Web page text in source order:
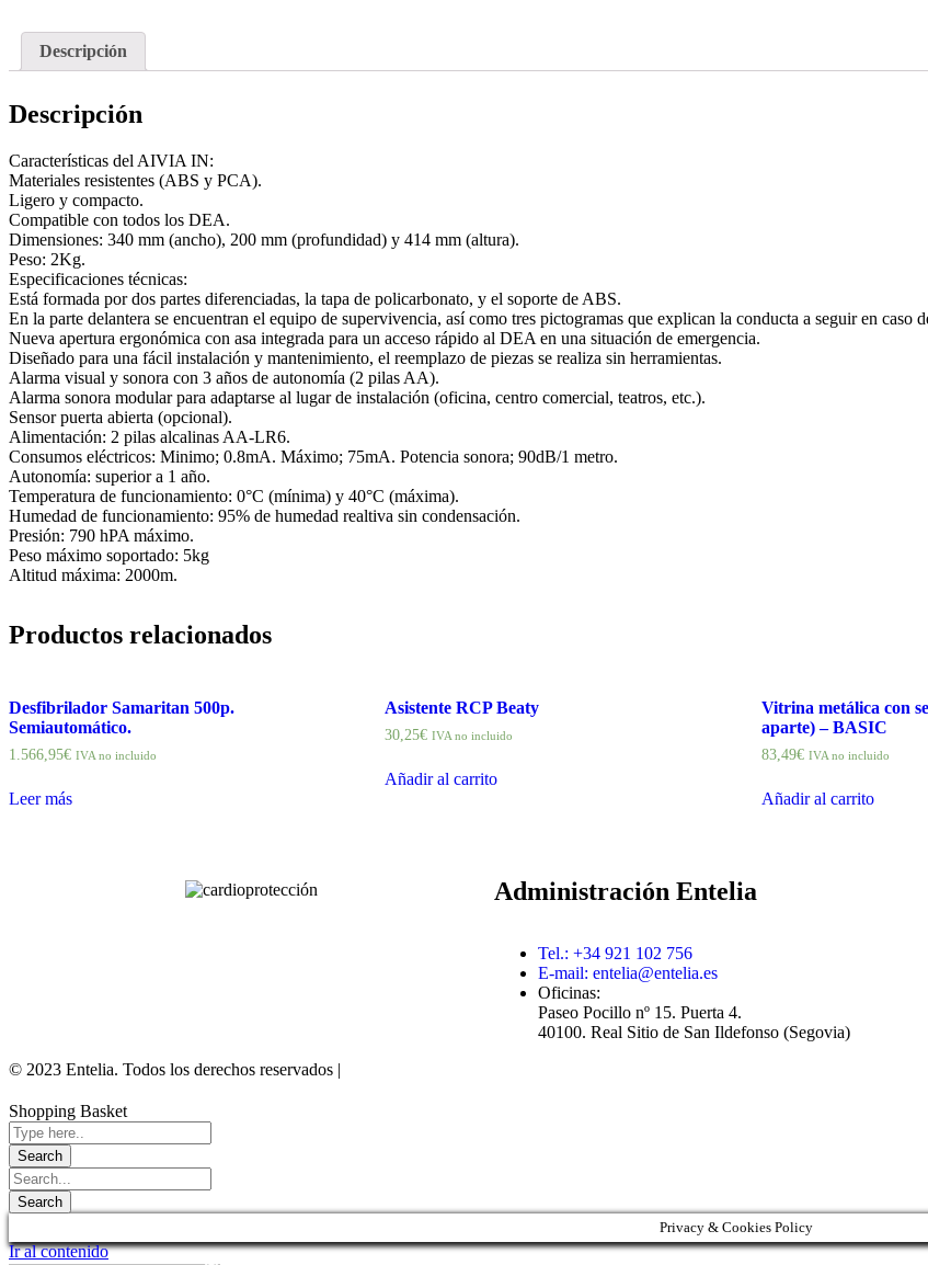
Descripción
Descripción
Características del AIVIA IN:
Materiales resistentes (ABS y PCA).
Ligero y compacto.
Compatible con todos los DEA.
Dimensiones: 340 mm (ancho), 200 mm (profundidad) y 414 mm (altura).
Peso: 2Kg.
Especificaciones técnicas:
Está formada por dos partes diferenciadas, la tapa de policarbonato, y el soporte de ABS.
En la parte delantera se encuentran el equipo de supervivencia, así como tres pictogramas que explican la conducta a seguir en caso
Nueva apertura ergonómica con asa integrada para un acceso rápido al DEA en una situación de emergencia.
Diseñado para una fácil instalación y mantenimiento, el reemplazo de piezas se realiza sin herramientas.
Alarma visual y sonora con 3 años de autonomía (2 pilas AA).
Alarma sonora modular para adaptarse al lugar de instalación (oficina, centro comercial, teatros, etc.).
Sensor puerta abierta (opcional).
Alimentación: 2 pilas alcalinas AA-LR6.
Consumos eléctricos: Minimo; 0.8mA. Máximo; 75mA. Potencia sonora; 90dB/1 metro.
Autonomía: superior a 1 año.
Temperatura de funcionamiento: 0°C (mínima) y 40°C (máxima).
Humedad de funcionamiento: 95% de humedad realtiva sin condensación.
Presión: 790 hPA máximo.
Peso máximo soportado: 5kg
Altitud máxima: 2000m.
Productos relacionados
Desfibrilador Samaritan 500p.
Semiautomático.
1.566,95€ IVA no incluido
Leer más
Asistente RCP Beaty
30,25€ IVA no incluido
Añadir al carrito
Vitrina metálica con
aparte) – BASIC
83,49€ IVA no incluido
Añadir al carrito
Administración Entelia
Tel.: +34 921 102 756
E-mail: entelia@entelia.es
Oficinas:
Paseo Pocillo nº 15. Puerta 4.
40100. Real Sitio de San Ildefonso (Segovia)
© 2023 Entelia. Todos los derechos reservados |
Shopping Basket
Privacy & Cookies Policy
Ir al contenido